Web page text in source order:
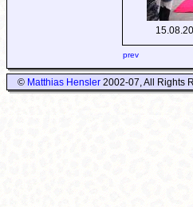
prev
© Matthias Hensler2002-07, All Rights